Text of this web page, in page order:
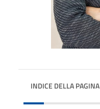
INDICE DELLA PAGINA